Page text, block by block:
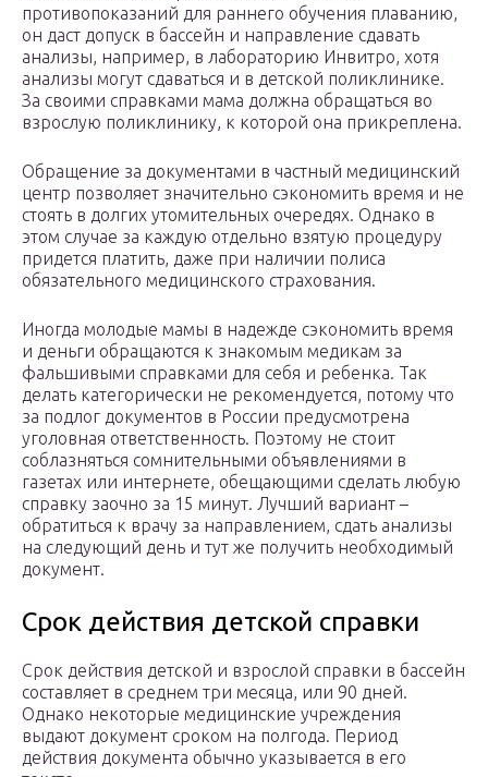
противопоказаний для раннего обучения плаванию,
он даст допуск в бассейн и направление сдавать
анализы, например, в лабораторию Инвитро, хотя
анализы могут сдаваться и в детской поликлинике.
За своими справками мама должна обращаться во
взрослую поликлинику, к которой она прикреплена.
Обращение за документами в частный медицинский
центр позволяет значительно сэкономить время и не
стоять в долгих утомительных очередях. Однако в
этом случае за каждую отдельно взятую процедуру
придется платить, даже при наличии полиса
обязательного медицинского страхования.
Иногда молодые мамы в надежде сэкономить время
и деньги обращаются к знакомым медикам за
фальшивыми справками для себя и ребенка. Так
делать категорически не рекомендуется, потому что
за подлог документов в России предусмотрена
уголовная ответственность. Поэтому не стоит
соблазняться сомнительными объявлениями в
газетах или интернете, обещающими сделать любую
справку заочно за 15 минут. Лучший вариант –
обратиться к врачу за направлением, сдать анализы
на следующий день и тут же получить необходимый
документ.
Срок действия детской справки
Срок действия детской и взрослой справки в бассейн
составляет в среднем три месяца, или 90 дней.
Однако некоторые медицинские учреждения
выдают документ сроком на полгода. Период
действия документа обычно указывается в его